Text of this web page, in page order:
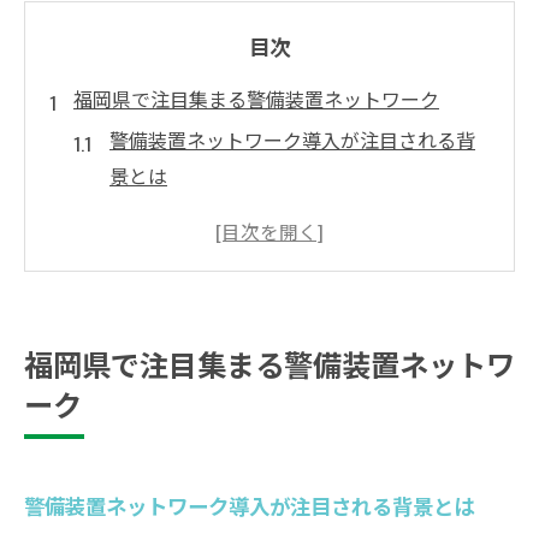
目次
福岡県で注目集まる警備装置ネットワーク
警備装置ネットワーク導入が注目される背
景とは
警備強化に役立つ最新ネットワーク技術の
警備の質を高める装置ネットワークの利点
福岡県で注目集まる警備装置ネットワ
ーク
警備装置ネットワーク導入が注目される背景とは